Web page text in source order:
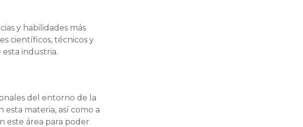
y habilidades más
científicos, técnicos y
industria.
del entorno de la
materia, así como a
este área para poder